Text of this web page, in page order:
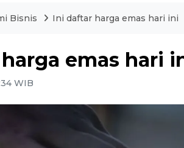
Bisnis Ini daftar harga emas hari ini
emas hari
WIB